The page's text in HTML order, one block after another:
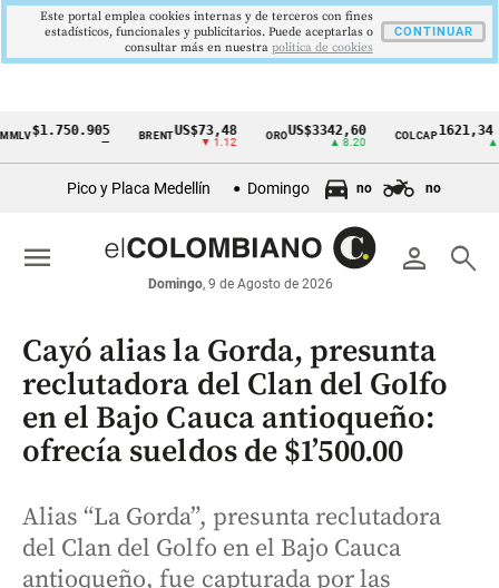
Cintillo
económicos
Colombia
BRENT US$73,48
▼ 1.12
ORO US$3342,60 COLCAP1621,34 pts
Pico y Placa Medellín Domingo no no
person search
Domingo, 9 de Agosto de 2026
menu
Cayó alias la Gorda, presunta
reclutadora del Clan del Golfo
en el Bajo Cauca antioqueño:
ofrecía sueldos de $1’500.00
Alias “La Gorda”, presunta reclutadora
del Clan del Golfo en el Bajo Cauca
antioqueño, fue capturada por las
Este portal emplea cookies internas y de terceros con fines
estadísticos, funcionales y publicitarios. Puede aceptarlas o
consultar más en nuestra politica de cookies
CONTINUAR